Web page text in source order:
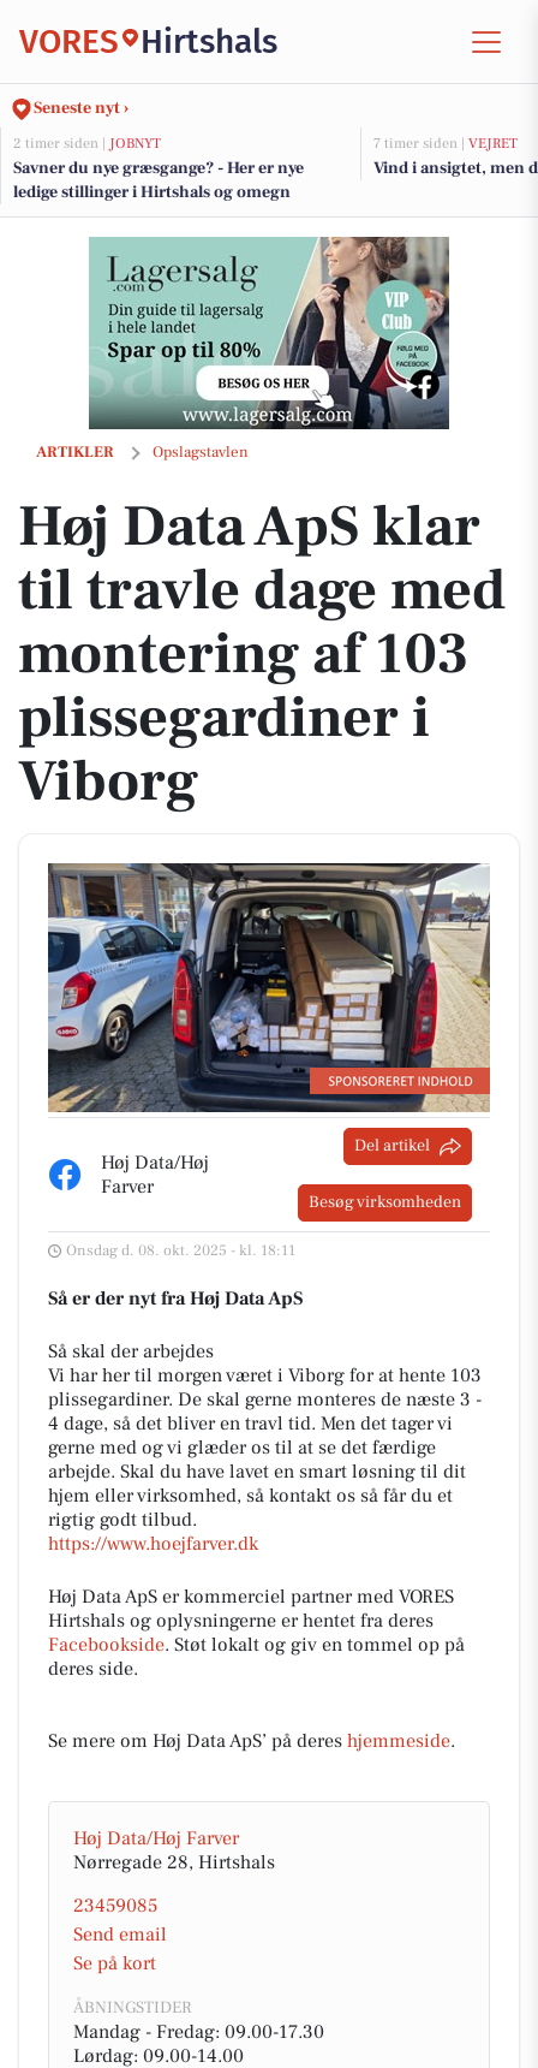
VORES Hirtshals
Seneste nyt ›
2 timer siden | JOBNYT
Savner du nye græsgange? - Her er nye
ledige stillinger i Hirtshals og omegn
7 timer siden | VEJRET
Vind i ansigtet, men
ARTIKLER Opslagstavlen
Høj Data ApS klar til travle dage med montering af 103 plissegardiner
Høj Data ApS klar
til travle dage med
montering af 103
plissegardiner i
Viborg
Høj Data/Høj
Farver
Del artikel
Besøg virksomheden
Onsdag d. 08. okt. 2025 - kl. 18:11
Så er der nyt fra Høj Data ApS
Så skal der arbejdes
Vi har her til morgen været i Viborg for at hente 103
plissegardiner. De skal gerne monteres de næste 3 -
4 dage, så det bliver en travl tid. Men det tager vi
gerne med og vi glæder os til at se det færdige
arbejde. Skal du have lavet en smart løsning til dit
hjem eller virksomhed, så kontakt os så får du et
rigtig godt tilbud.
https://www.hoejfarver.dk
Høj Data ApS er kommerciel partner med VORES
Hirtshals og oplysningerne er hentet fra deres
Facebookside. Støt lokalt og giv en tommel op på
deres side.
Se mere om Høj Data ApS’ på deres hjemmeside.
Høj Data/Høj Farver
Nørregade 28, Hirtshals
23459085
Send email
Se på kort
ÅBNINGSTIDER
Mandag - Fredag: 09.00-17.30
Lørdag: 09.00-14.00